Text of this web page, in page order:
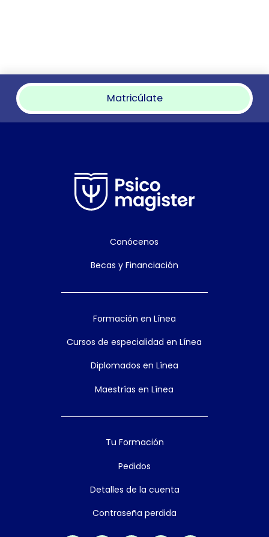
Matricúlate
Conócenos
Becas y Financiación
Formación en Línea
Cursos de especialidad en Línea
Diplomados en Línea
Maestrías en Línea
Tu Formación
Pedidos
Detalles de la cuenta
Contraseña perdida